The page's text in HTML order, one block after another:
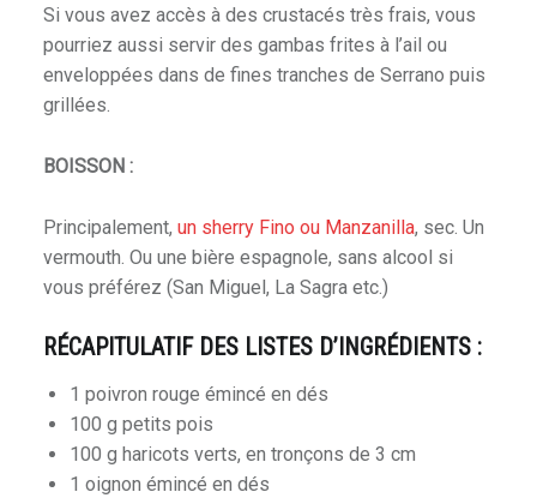
Si vous avez accès à des crustacés très frais, vous
pourriez aussi servir des gambas frites à l’ail ou
enveloppées dans de fines tranches de Serrano puis
grillées.
BOISSON :
Principalement, un sherry Fino ou Manzanilla, sec. Un
vermouth. Ou une bière espagnole, sans alcool si
vous préférez (San Miguel, La Sagra etc.)
RÉCAPITULATIF DES LISTES D’INGRÉDIENTS :
1 poivron rouge émincé en dés
100 g petits pois
100 g haricots verts, en tronçons de 3 cm
1 oignon émincé en dés